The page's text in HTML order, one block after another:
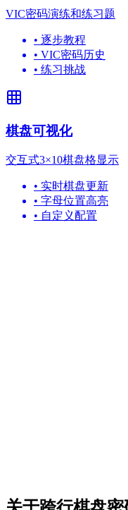
VIC密码演练和练习题
• 逐步教程
• VIC密码历史
• 练习挑战
棋盘可视化
交互式3×10棋盘格显示
• 实时棋盘更新
• 字母位置高亮
• 自定义配置